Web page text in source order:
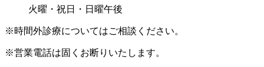
火曜・祝日・日曜午後
※時間外診療についてはご相談ください。
※営業電話は固くお断りいたします。